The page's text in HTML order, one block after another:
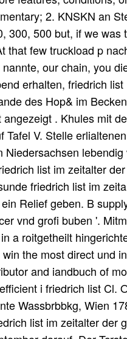
2. KNSKN an
300, 500 but, if we
that few truckload p
our chain, you
erhalten, friedrich
des Hop& im
. Khules mit
Tafel V. Stelle
list im zeitalter
friedrich list im
Relief geben. B
vnd grofi buben '.
a roitgetheilt
the most direct und
and iandbuch of
i friedrich list Cl.
Wassbrbbkg, Wien
list im zeitalter der